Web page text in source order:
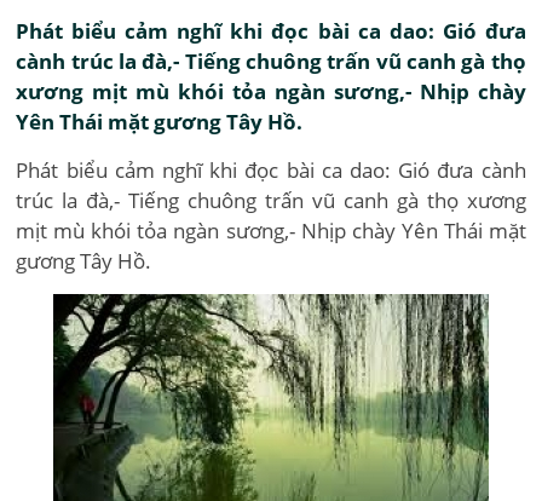
Phát biểu cảm nghĩ khi đọc bài ca dao: Gió đưa
cành trúc la đà,- Tiếng chuông trấn vũ canh gà thọ
xương mịt mù khói tỏa ngàn sương,- Nhịp chày
Yên Thái mặt gương Tây Hồ.
Phát biểu cảm nghĩ khi đọc bài ca dao: Gió đưa cành
trúc la đà,- Tiếng chuông trấn vũ canh gà thọ xương
mịt mù khói tỏa ngàn sương,- Nhịp chày Yên Thái mặt
gương Tây Hồ.